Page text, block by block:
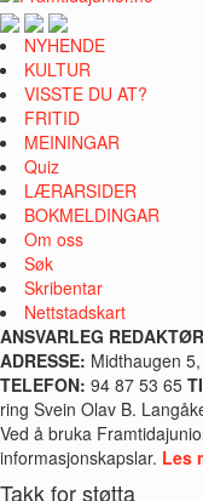
NYHENDE
KULTUR
VISSTE DU AT?
FRITID
MEININGAR
Quiz
LÆRARSIDER
BOKMELDINGAR
Om oss
Søk
Skribentar
Nettstadskart
ANSVARLEG
ADRESSE: Midthaugen
TELEFON: 94 87 53 65
ring Svein Olav B.
Ved å bruka
informasjonskapslar. Les
Takk for støtta